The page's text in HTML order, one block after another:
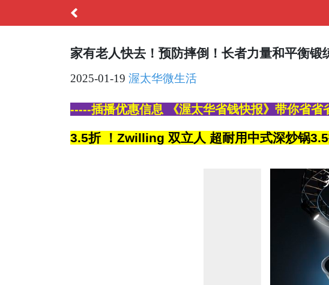
家有老人快去！预防摔倒！长者力量和平衡锻
2025-01-19 渥太华微生活
-----插播优惠信息 《渥太华省钱快报》带你省省
3.5折 ！Zwilling 双立人 超耐用中式深炒锅